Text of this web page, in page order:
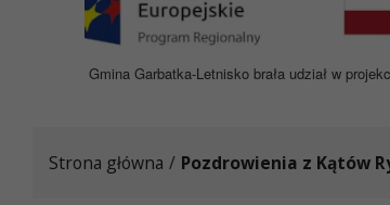
Gmina Garbatka-Letnisko brała udział w
Strona główna / Pozdrowienia z Kątów